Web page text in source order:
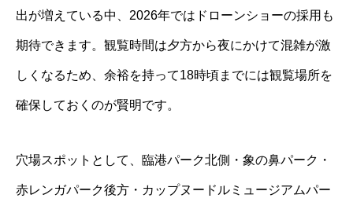
出が増えている中、2026年ではドローンショーの採用も
期待できます。観覧時間は夕方から夜にかけて混雑が激
しくなるため、余裕を持って18時頃までには観覧場所を
確保しておくのが賢明です。
穴場スポットとして、臨港パーク北側・象の鼻パーク・
赤レンガパーク後方・カップヌードルミュージアムパー